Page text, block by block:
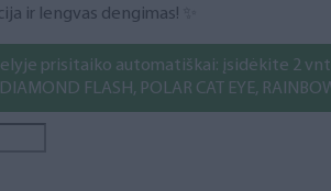
ir lengvas dengimas! ✨
prisitaiko automatiškai: įsidėkite 2
FLASH, POLAR CAT EYE,